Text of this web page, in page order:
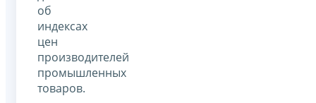
об
индексах
цен
производителей
промышленных
товаров.